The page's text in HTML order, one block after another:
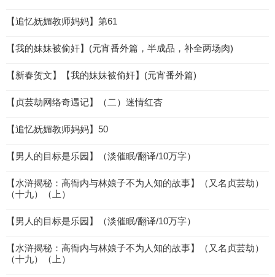
【追忆妩媚教师妈妈】第61
【我的妹妹被偷奸】(元宵番外篇，半成品，补全两场肉)
【新春贺文】【我的妹妹被偷奸】(元宵番外篇)
【贞芸劫网络奇遇记】（二）迷情红杏
【追忆妩媚教师妈妈】50
【男人的目标是乐园】（淡催眠/翻译/10万字）
【水浒揭秘：高衙内与林娘子不为人知的故事】（又名贞芸劫）
（十九）（上）
【男人的目标是乐园】（淡催眠/翻译/10万字）
【水浒揭秘：高衙内与林娘子不为人知的故事】（又名贞芸劫）
（十九）（上）